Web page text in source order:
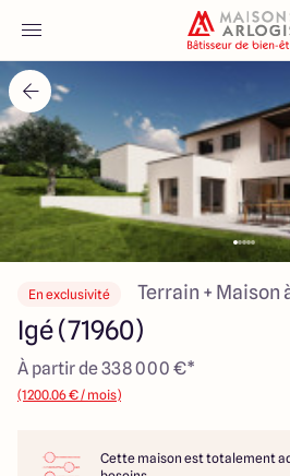
Accueil
Nos maisons
Nos annonces
Votre projet
Qui sommes-nous
En exclusivité Terrain + Maison
Igé (71960)
À partir de 338 000 €*
(1200.06 € / mois)
Cette maison est totalement